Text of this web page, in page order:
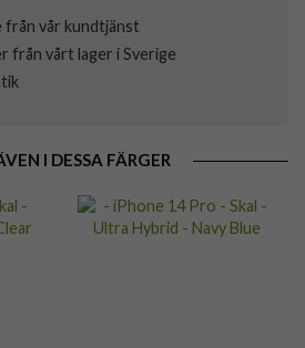
från vår kundtjänst
från vårt lager i Sverige
I DESSA FÄRGER